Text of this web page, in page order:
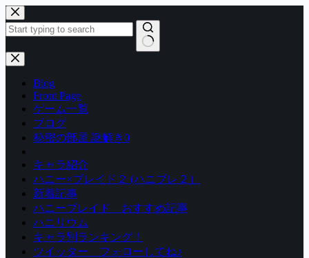
コ
ン
テ
ン
ツ
結
Blog
Front Page
ゲーム一覧
ブログ
秘密の部屋 謎解き0
キャラ紹介
ハニー×ブレイド２ (ハニブレ２）
新着記事
ハニーブレイド おすすめ記事
ハニリウム
キャラ別ランキング！
ツイッター フォローしてね♪